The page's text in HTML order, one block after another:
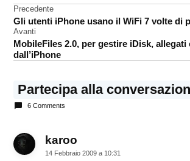
Lost
Navigazione
articoli
Precedente
Gli utenti iPhone usano il WiFi 7 volte di
Avanti
MobileFiles 2.0, per gestire iDisk, allegati
dall’iPhone
Partecipa alla
6 Comments
karoo
14 Febbraio 2009 a 10:31